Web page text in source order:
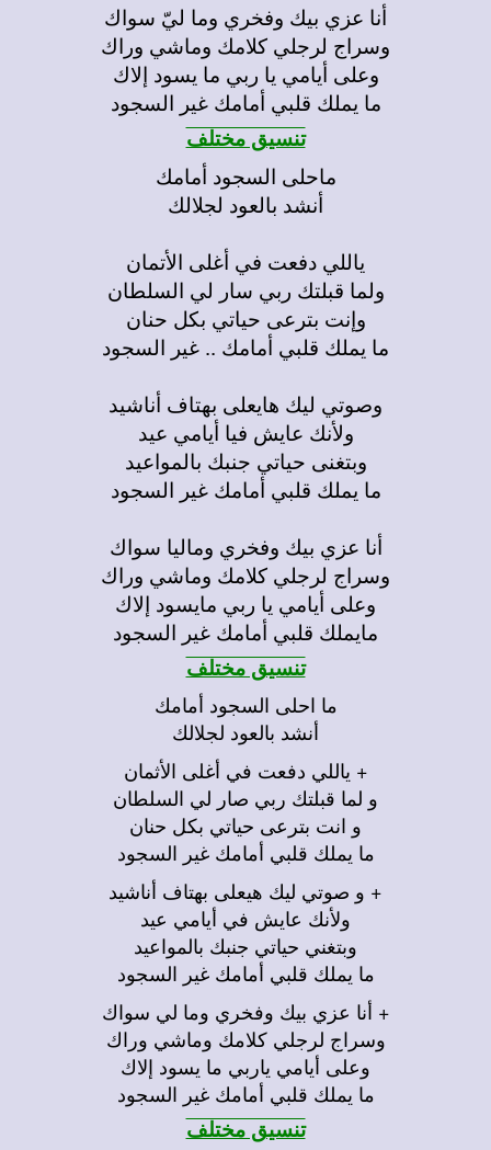
أنا عزي بيك وفخري وما ليّ سواك
وسراج لرجلي كلامك وماشي وراك
وعلى أيامي يا ربي ما يسود إلاك
ما يملك قلبي أمامك غير السجود
تنسيق مختلف
ماحلى السجود أمامك
أنشد بالعود لجلالك
ياللي دفعت في أغلى الأتمان
ولما قبلتك ربي سار لي السلطان
وإنت بترعى حياتي بكل حنان
ما يملك قلبي أمامك .. غير السجود
وصوتي ليك هايعلى بهتاف أناشيد
ولأنك عايش فيا أيامي عيد
وبتغنى حياتي جنبك بالمواعيد
ما يملك قلبي أمامك غير السجود
أنا عزي بيك وفخري وماليا سواك
وسراج لرجلي كلامك وماشي وراك
وعلى أيامي يا ربي مايسود إلاك
مايملك قلبي أمامك غير السجود
تنسيق مختلف
ما احلى السجود أمامك
أنشد بالعود لجلالك
+ ياللي دفعت في أغلى الأثمان
و لما قبلتك ربي صار لي السلطان
و انت بترعى حياتي بكل حنان
ما يملك قلبي أمامك غير السجود
+ و صوتي ليك هيعلى بهتاف أناشيد
ولأنك عايش في أيامي عيد
وبتغني حياتي جنبك بالمواعيد
ما يملك قلبي أمامك غير السجود
+ أنا عزي بيك وفخري وما لي سواك
وسراج لرجلي كلامك وماشي وراك
وعلى أيامي ياربي ما يسود إلاك
ما يملك قلبي أمامك غير السجود
تنسيق مختلف